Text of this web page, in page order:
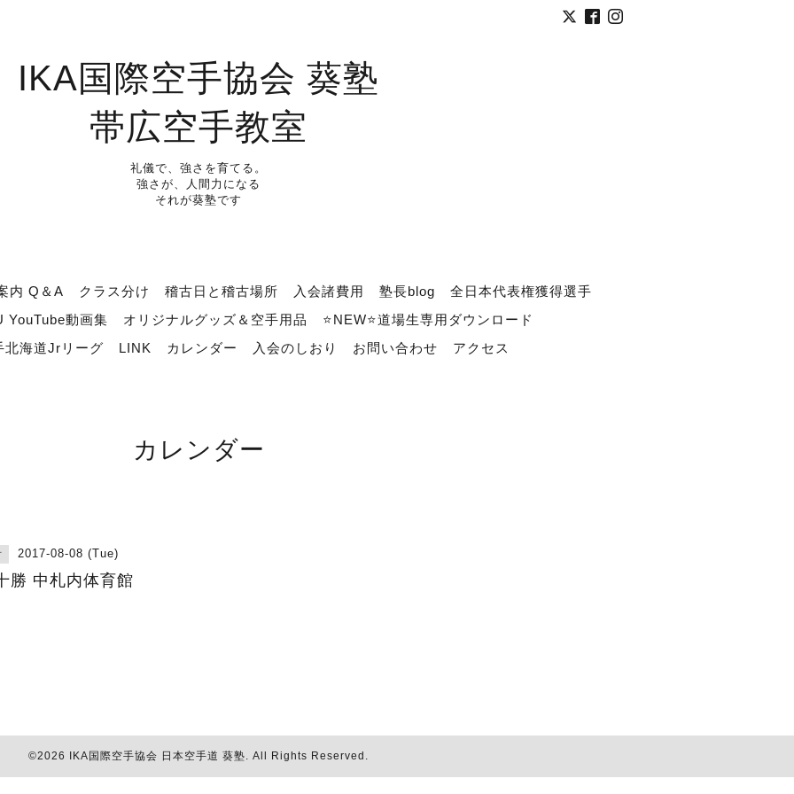
IKA国際空手協会 葵塾
帯広空手教室
礼儀で、強さを育てる。
強さが、人間力になる
それが葵塾です
内 Q＆A クラス分け 稽古日と稽古場所 入会諸費用 塾長blog
全日本代表権獲得選手
YouTube動画集
オリジナルグッズ＆空手用品
⭐NEW⭐道場生専用ダウンロード
北海道Jrリーグ
LINK カレンダー 入会のしおり お問い合わせ アクセス
カレンダー
2017-08-08 (Tue)
勝 中札内体育館
©2026 IKA国際空手協会 日本空手道 葵塾. All Rights Reserved.